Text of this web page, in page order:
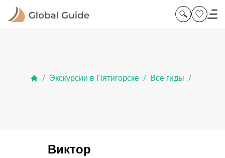
/ Экскурсии в Пятигорске / Все гиды /
Виктор